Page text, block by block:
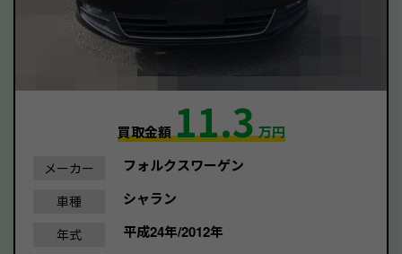
買取金額11.3万円
メーカー フォルクスワーゲン
車種 シャラン
年式 平成24年/2012年